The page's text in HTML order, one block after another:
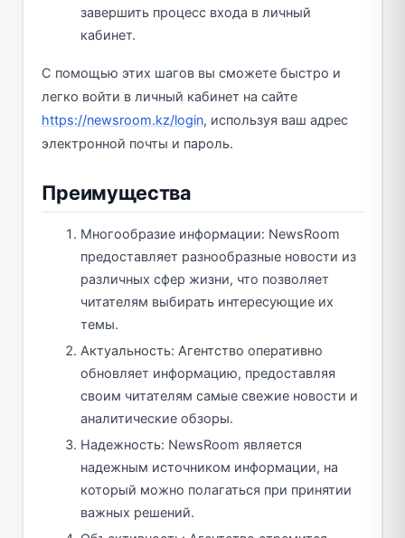
завершить процесс входа в личный
кабинет.
С помощью этих шагов вы сможете быстро и
легко войти в личный кабинет на сайте
https://newsroom.kz/login, используя ваш адрес
электронной почты и пароль.
Преимущества
Многообразие информации: NewsRoom
предоставляет разнообразные новости из
различных сфер жизни, что позволяет
читателям выбирать интересующие их
темы.
Актуальность: Агентство оперативно
обновляет информацию, предоставляя
своим читателям самые свежие новости и
аналитические обзоры.
Надежность: NewsRoom является
надежным источником информации, на
который можно полагаться при принятии
важных решений.